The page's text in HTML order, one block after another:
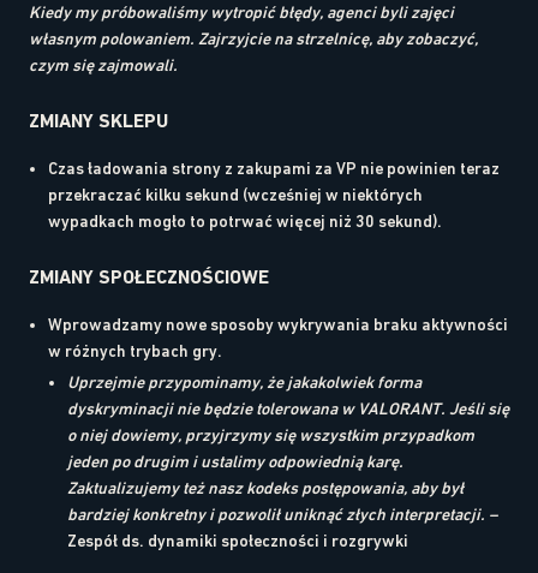
Kiedy my próbowaliśmy wytropić błędy, agenci byli zajęci
własnym polowaniem. Zajrzyjcie na strzelnicę, aby zobaczyć,
czym się zajmowali.
ZMIANY SKLEPU
Czas ładowania strony z zakupami za VP nie powinien teraz
przekraczać kilku sekund (wcześniej w niektórych
wypadkach mogło to potrwać więcej niż 30 sekund).
ZMIANY SPOŁECZNOŚCIOWE
Wprowadzamy nowe sposoby wykrywania braku aktywności
w różnych trybach gry.
Uprzejmie przypominamy, że jakakolwiek forma
dyskryminacji nie będzie tolerowana w VALORANT. Jeśli się
o niej dowiemy, przyjrzymy się wszystkim przypadkom
jeden po drugim i ustalimy odpowiednią karę.
Zaktualizujemy też nasz kodeks postępowania, aby był
bardziej konkretny i pozwolił uniknąć złych interpretacji. –
Zespół ds. dynamiki społeczności i rozgrywki